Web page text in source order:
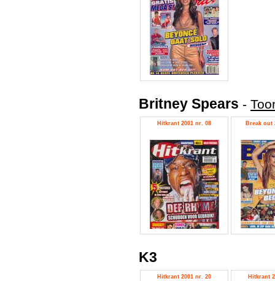
Britney Spears -
Hitkrant 2001 nr. 08 Break out
K3
Hitkrant 2001 nr. 20 Hitkrant